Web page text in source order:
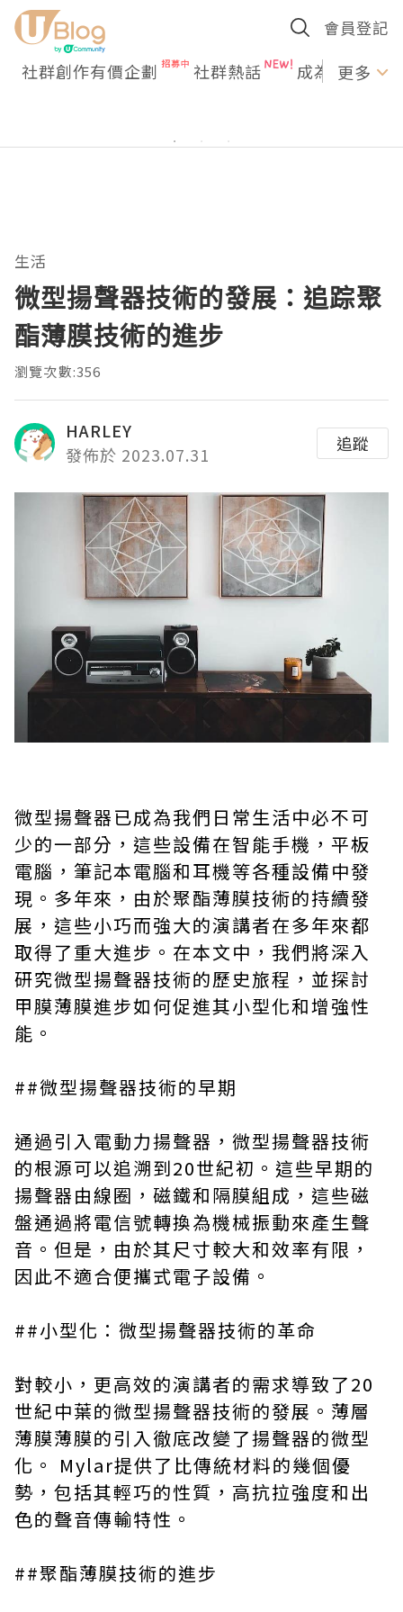
會員登記
社群創作有價企劃 社群熱話 成為U更多
生活
微型揚聲器技術的發展：追踪聚
酯薄膜技術的進步
瀏覽次數:356
HARLEY
發佈於 2023.07.31
追蹤
微型揚聲器已成為我們日常生活中必不可
少的一部分，這些設備在智能手機，平板
電腦，筆記本電腦和耳機等各種設備中發
現。多年來，由於聚酯薄膜技術的持續發
展，這些小巧而強大的演講者在多年來都
取得了重大進步。在本文中，我們將深入
研究微型揚聲器技術的歷史旅程，並探討
甲膜薄膜進步如何促進其小型化和增強性
能。
##微型揚聲器技術的早期
通過引入電動力揚聲器，微型揚聲器技術
的根源可以追溯到20世紀初。這些早期的
揚聲器由線圈，磁鐵和隔膜組成，這些磁
盤通過將電信號轉換為機械振動來產生聲
音。但是，由於其尺寸較大和效率有限，
因此不適合便攜式電子設備。
##小型化：微型揚聲器技術的革命
對較小，更高效的演講者的需求導致了20
世紀中葉的微型揚聲器技術的發展。薄層
薄膜薄膜的引入徹底改變了揚聲器的微型
化。 Mylar提供了比傳統材料的幾個優
勢，包括其輕巧的性質，高抗拉強度和出
色的聲音傳輸特性。
##聚酯薄膜技術的進步